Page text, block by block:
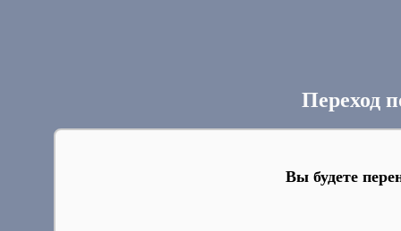
Переход
Вы будете